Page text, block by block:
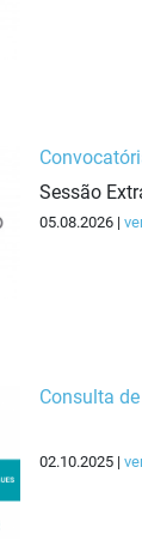
Sessão
05.08.2026 |
Consulta
02.10.2025 |